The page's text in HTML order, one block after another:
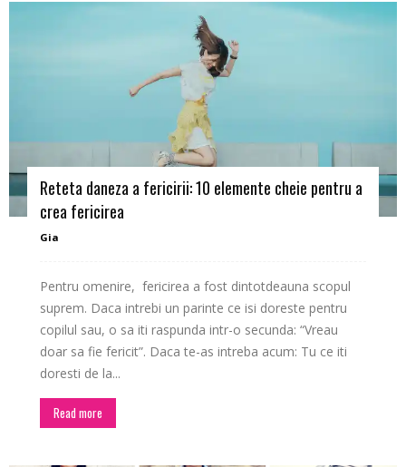
lifestyle
blog
GIA
Reteta daneza a fericirii: 10 elemente cheie pentru a
crea fericirea
Gia
Pentru omenire, fericirea a fost dintotdeauna scopul
suprem. Daca intrebi un parinte ce isi doreste pentru
copilul sau, o sa iti raspunda intr-o secunda: “Vreau
doar sa fie fericit”. Daca te-as intreba acum: Tu ce iti
doresti de la...
Read more